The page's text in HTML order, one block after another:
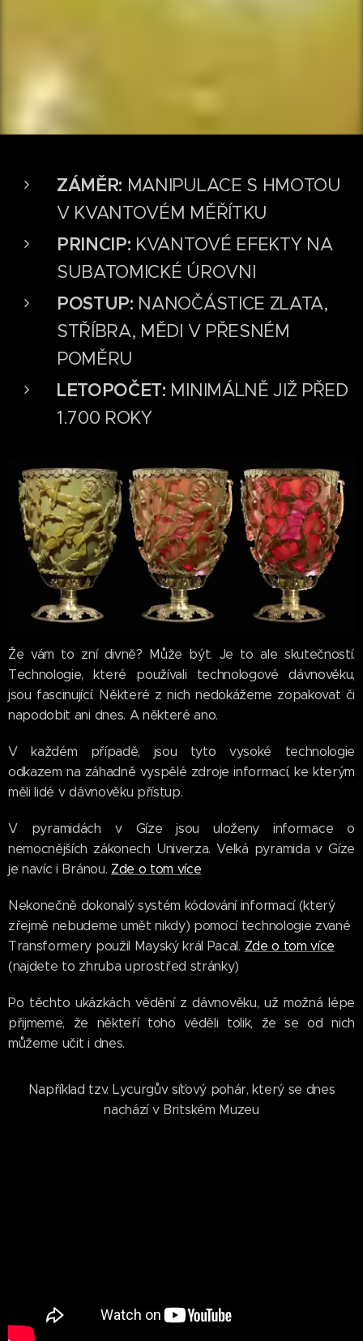
ZÁMĚR: MANIPULACE S HMOTOU
V KVANTOVÉM MĚŘÍTKU
PRINCIP: KVANTOVÉ EFEKTY NA
SUBATOMICKÉ ÚROVNI
POSTUP: NANOČÁSTICE ZLATA,
STŘÍBRA, MĚDI V PŘESNÉM
POMĚRU
LETOPOČET: MINIMÁLNĚ JIŽ PŘED
1.700 ROKY
Že vám to zní divně? Může být. Je to ale skutečností.
Technologie, které používali technologové dávnověku,
jsou fascinující. Některé z nich nedokážeme zopakovat či
napodobit ani dnes. A některé ano.
V každém případě, jsou tyto vysoké technologie
odkazem na záhadně vyspělé zdroje informací, ke kterým
měli lidé v dávnověku přístup.
V pyramidách v Gíze jsou uloženy informace o
nemocnějších zákonech Univerza. Velká pyramida v Gíze
je navíc i Bránou. Zde o tom více
Nekonečně dokonalý systém kódování informací (který
zřejmě nebudeme umět nikdy) pomocí technologie zvané
Transformery použil Mayský král Pacal. Zde o tom více
(najdete to zhruba uprostřed stránky)
Po těchto ukázkách vědění z dávnověku, už možná lépe
přijmeme, že někteří toho věděli tolik, že se od nich
můžeme učit i dnes.
Například tzv. Lycurgův síťový pohár, který se dnes
nachází v Britském Muzeu